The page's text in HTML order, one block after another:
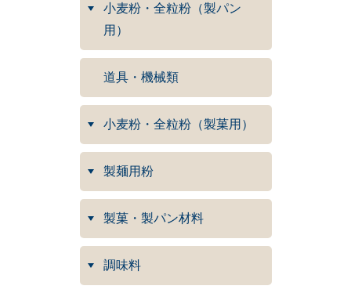
小麦粉・全粒粉（製パン
用）
道具・機械類
小麦粉・全粒粉（製菓用）
製麺用粉
製菓・製パン材料
調味料